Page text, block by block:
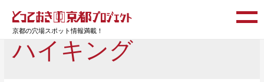
京都の穴場スポット情報満載！
ハイキング